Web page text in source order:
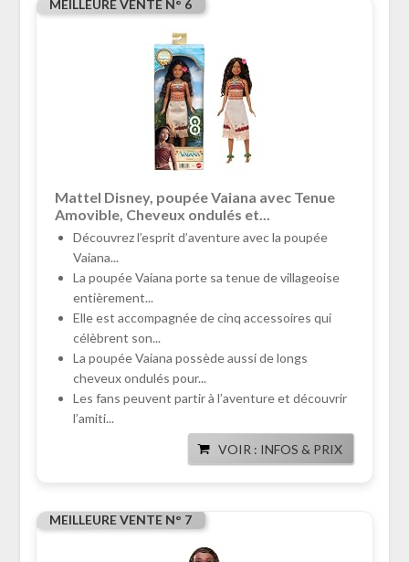
MEILLEURE VENTE N° 6
Mattel Disney, poupée Vaiana avec Tenue
Amovible, Cheveux ondulés et...
Découvrez l’esprit d’aventure avec la poupée
Vaiana...
La poupée Vaiana porte sa tenue de villageoise
entièrement...
Elle est accompagnée de cinq accessoires qui
célèbrent son...
La poupée Vaiana possède aussi de longs
cheveux ondulés pour...
Les fans peuvent partir à l’aventure et découvrir
l’amiti...
VOIR : INFOS & PRIX
MEILLEURE VENTE N° 7